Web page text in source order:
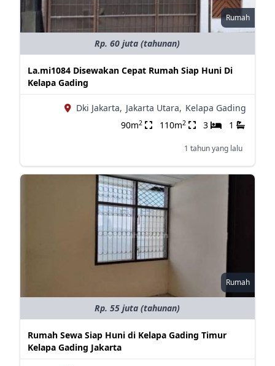
Rumah
Rp. 60 juta (tahunan)
La.mi1084 Disewakan Cepat Rumah Siap Huni Di
Kelapa Gading
Dki Jakarta, Jakarta Utara, Kelapa Gading
90m2 110m2 3 1
1 tahun yang lalu
Rumah
Rp. 55 juta (tahunan)
Rumah Sewa Siap Huni di Kelapa Gading Timur
Kelapa Gading Jakarta